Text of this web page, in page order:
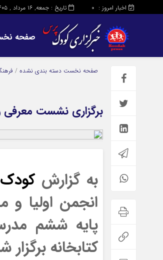
اخبار امروز : 0 تاریخ : جمعه, ۱۶ مرداد , ۱۴۰۵
صفحه
صفحه نخست دسته بندی نشده /
برگزاری نشست معرفی
به گزارش
انجمن اولیا و
کتابخانه برگزار